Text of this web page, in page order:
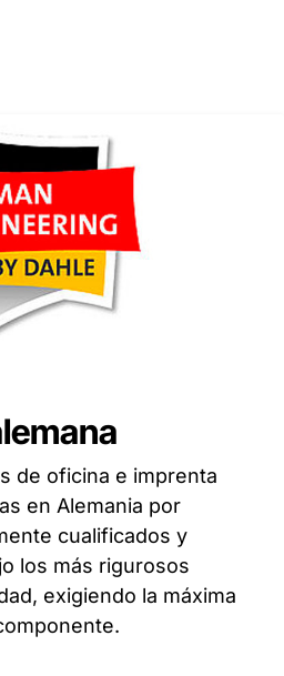
de oficina e imprenta
en Alemania por
cualificados y
los más rigurosos
exigiendo la máxima